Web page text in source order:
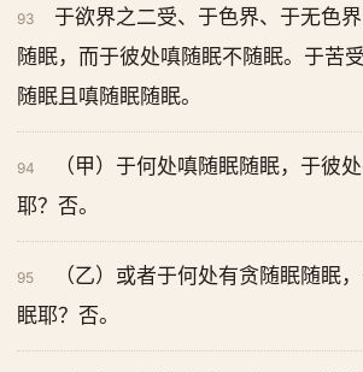
93
于欲界之二受、于色界、于无色
随眠，而于彼处嗔随眠不随眠。于苦
随眠且嗔随眠随眠。
94
（甲）于何处嗔随眠随眠，于彼
耶？否。
95
（乙）或者于何处有贪随眠随眠
眠耶？否。